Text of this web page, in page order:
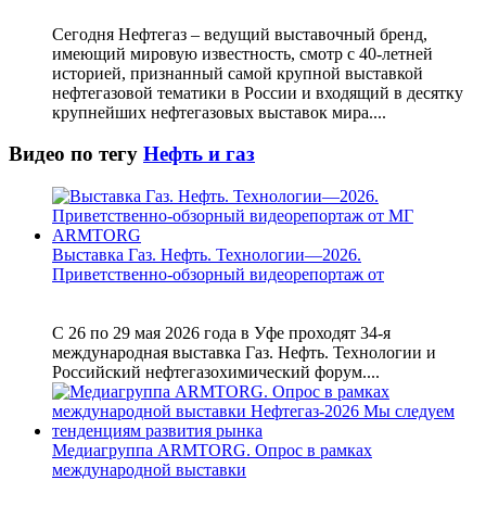
Сегодня Нефтегаз – ведущий выставочный бренд,
имеющий мировую известность, смотр с 40-летней
историей, признанный самой крупной выставкой
нефтегазовой тематики в России и входящий в десятку
крупнейших нефтегазовых выставок мира....
Видео по тегу Нефть и газ
Выставка Газ. Нефть. Технологии—2026.
Приветственно-обзорный видеорепортаж от
С 26 по 29 мая 2026 года в Уфе проходят 34-я
международная выставка Газ. Нефть. Технологии и
Российский нефтегазохимический форум....
Медиагруппа ARMTORG. Опрос в рамках
международной выставки